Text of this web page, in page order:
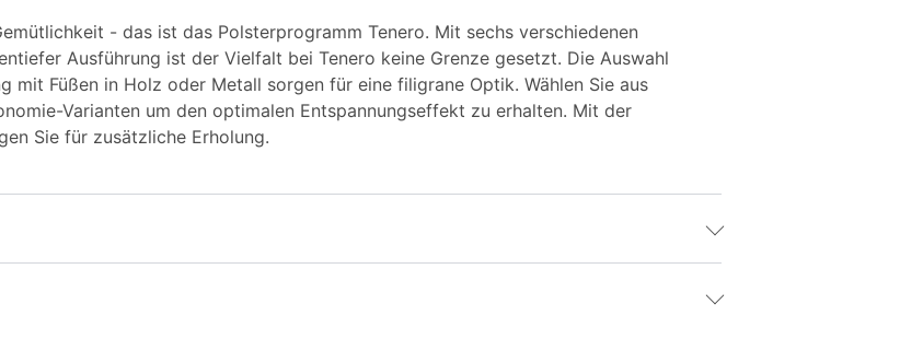
- das ist das Polsterprogramm Tenero. Mit sechs verschiedenen
Ausführung ist der Vielfalt bei Tenero keine Grenze gesetzt. Die Auswahl
mit Füßen in Holz oder Metall sorgen für eine filigrane Optik. Wählen Sie aus
Varianten um den optimalen Entspannungseffekt zu erhalten. Mit der
Sie für zusätzliche Erholung.